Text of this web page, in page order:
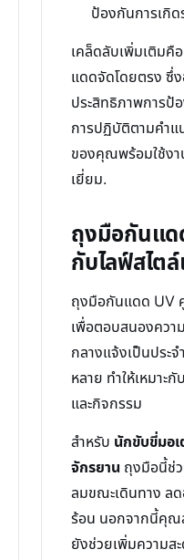
ป้องกันการเกิ
เคล็ดลับเพิ่มเติมคื
แดดจัดโดยตรง ซึ่ง
ประสิทธิภาพการป้
การปฏิบัติตามคำแ
ของคุณพร้อมใช้ง
เยี่ยม.
ถุงมือกันแด
กับไลฟ์สไต
ถุงมือกันแดด UV
เพื่อตอบสนองควา
กลางแจ้งเป็นปร
หลาย ทำให้เหมา
และกิจกรรม
สำหรับ นักขับขี่มอเ
จักรยาน ถุงมือนี้ช่
ลมขณะเดินทาง ลด
ร้อน นอกจากนี้คุณ
ยังช่วยเพิ่มความส